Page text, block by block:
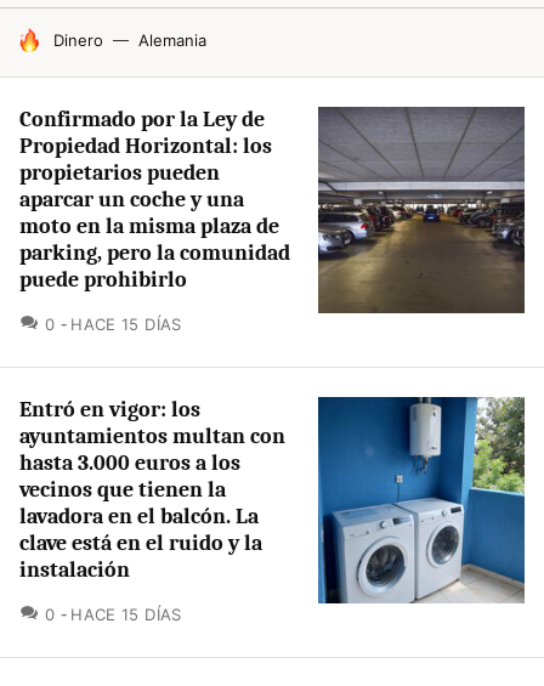
HOY SE HABLA DE
Dinero Alemania
Confirmado por la Ley de
Propiedad Horizontal: los
propietarios pueden
aparcar un coche y una
moto en la misma plaza de
parking, pero la comunidad
puede prohibirlo
0 COMENTARIOS
HACE 15 DÍAS
Entró en vigor: los
ayuntamientos multan con
hasta 3.000 euros a los
vecinos que tienen la
lavadora en el balcón. La
clave está en el ruido y la
instalación
0 COMENTARIOS
HACE 15 DÍAS